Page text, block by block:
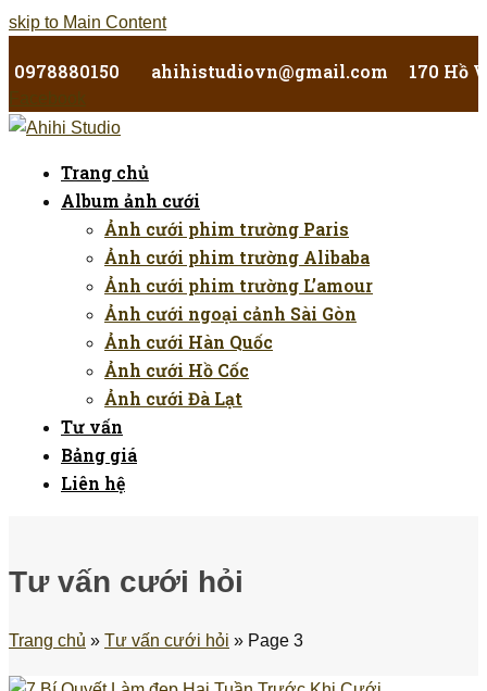
skip to Main Content
0978880150 ahihistudiovn@gmail.com 170 Hồ
Facebook
Trang chủ
Album ảnh cưới
Ảnh cưới phim trường Paris
Ảnh cưới phim trường Alibaba
Ảnh cưới phim trường L’amour
Ảnh cưới ngoại cảnh Sài Gòn
Ảnh cưới Hàn Quốc
Ảnh cưới Hồ Cốc
Ảnh cưới Đà Lạt
Tư vấn
Bảng giá
Liên hệ
Tư vấn cưới hỏi
Trang chủ » Tư vấn cưới hỏi » Page 3